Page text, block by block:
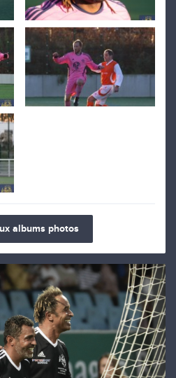
albums photos